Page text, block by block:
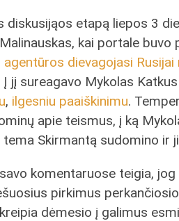
diskusijąos etapą liepos 3
kai portale buvo
agentūros dievagojasi
Į jį sureagavo Mykolas
, ilgesniu paaiškinimu.
apie teismus, į ką
tema Skirmantą sudomino ir
komentaruose teigia,
pirkimus
dėmesio į galimus